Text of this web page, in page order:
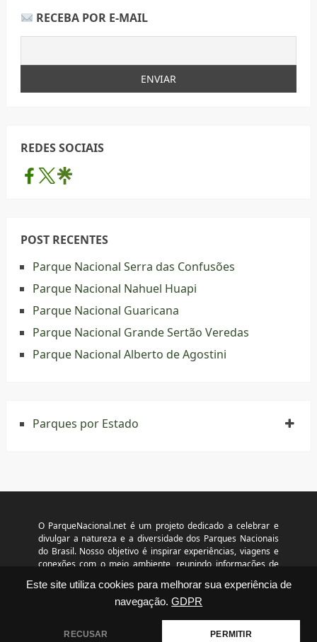
Este site utiliza cookies para melhorar sua experiência de
navegação. GDPR
RECUSAR PERMITIR
RECEBA POR E-MAIL
REDES SOCIAIS
POST RECENTES
Parque Nacional Serra das Confusões
Parque Nacional Nahuel Huapi
Parque Nacional Guaricana
Parque Nacional Grande Sertão Veredas
Parque Nacional Alberto de Agostini
Parques por Estado
O ParqueNacional.net é um projeto dedicado a celebrar e
divulgar a natureza e a diversidade dos Parques Nacionais
do Brasil. Nosso objetivo é inspirar experiências, viagens e
conexões com o meio ambiente, reunindo informações de
ICMBio, prefeituras ou concessionárias. Horários, taxas e
programações podem mudar sem aviso prévio. © 2026